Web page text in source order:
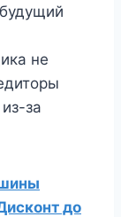
не
за
до